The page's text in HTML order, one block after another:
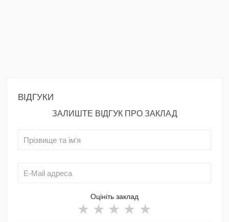
ВІДГУКИ
ЗАЛИШТЕ ВІДГУК ПРО ЗАКЛАД
Оцініть заклад